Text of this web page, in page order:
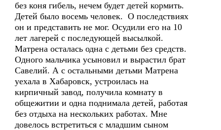
без коня гибель, нечем будет детей кормить.
Детей было восемь человек. О последствиях
он и представить не мог. Осудили его на 10
лет лагерей с последующей высылкой.
Матрена осталась одна с детьми без средств.
Одного мальчика усыновил и вырастил брат
Савелий. А с остальными детьми Матрена
уехала в Хабаровск, устроилась на
кирпичный завод, получила комнату в
общежитии и одна поднимала детей, работая
без отдыха на нескольких работах. Мне
довелось встретиться с младшим сыном